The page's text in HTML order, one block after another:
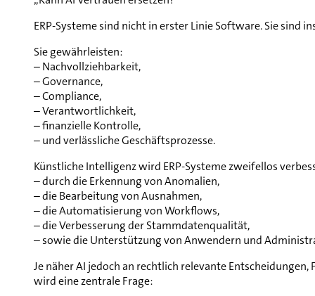
ERP-Systeme sind nicht in erster Linie Software. Sie sind
Sie gewährleisten:
– Nachvollziehbarkeit,
– Governance,
– Compliance,
– Verantwortlichkeit,
– finanzielle Kontrolle,
– und verlässliche Geschäftsprozesse.
Künstliche Intelligenz wird ERP-Systeme zweifellos
– durch die Erkennung von Anomalien,
– die Bearbeitung von Ausnahmen,
– die Automatisierung von Workflows,
– die Verbesserung der Stammdatenqualität,
– sowie die Unterstützung von Anwendern und
Je näher AI jedoch an rechtlich relevante
wird eine zentrale Frage: